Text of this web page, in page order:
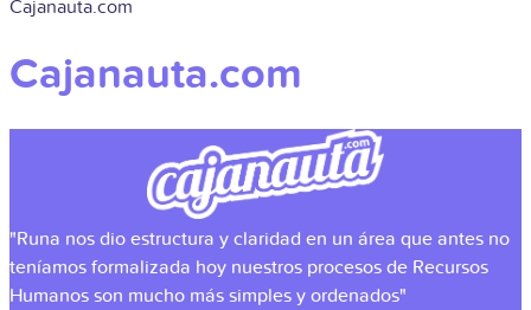
Cajanauta.com
Cajanauta.com
"Runa nos dio estructura y claridad en un área que antes no
teníamos formalizada hoy nuestros procesos de Recursos
Humanos son mucho más simples y ordenados"